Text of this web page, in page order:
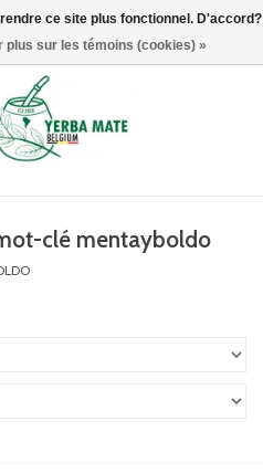
0 Articles - €0,00
clé mentayboldo
ce site plus fonctionnel. D'accord?
plus sur les témoins (cookies) »